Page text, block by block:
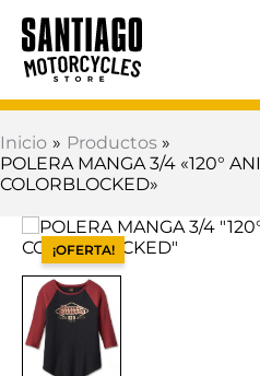
contenido
Inicio
Productos
POLERA MANGA 3/4 «120°
COLORBLOCKED»
El
precio
POLERA
MANGA
3/4
"120°
ANIVERSARIO
COLORBLOCKED"
cantidad
¡OFERTA!